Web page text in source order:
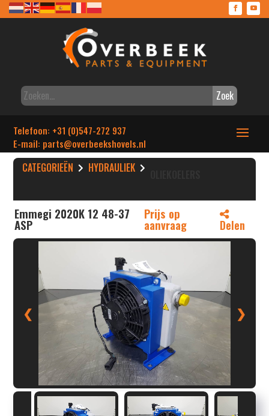
Zoek
Telefoon: +31 (0)547-272 937
E-mail: parts@overbeekshovels.nl
CATEGORIEËN HYDRAULIEK
Emmegi 2020K 12 48-37
ASP
Prijs op
aanvraag Delen
❮ ❯